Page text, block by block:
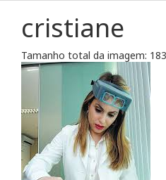
cristiane
Tamanho total da imagem: 183